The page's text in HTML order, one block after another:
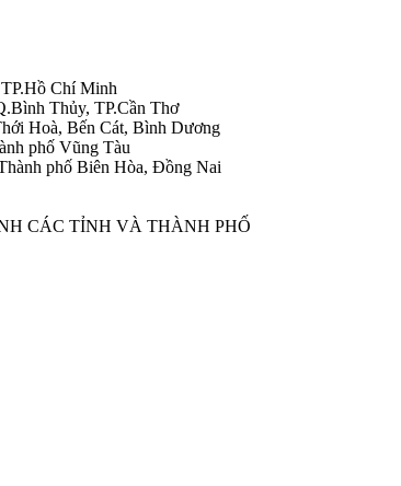
Chí Minh
Thủy, TP.Cần Thơ
Hoà, Bến Cát, Bình Dương
phố Vũng Tàu
phố Biên Hòa, Đồng Nai
CÁC TỈNH VÀ THÀNH PHỐ